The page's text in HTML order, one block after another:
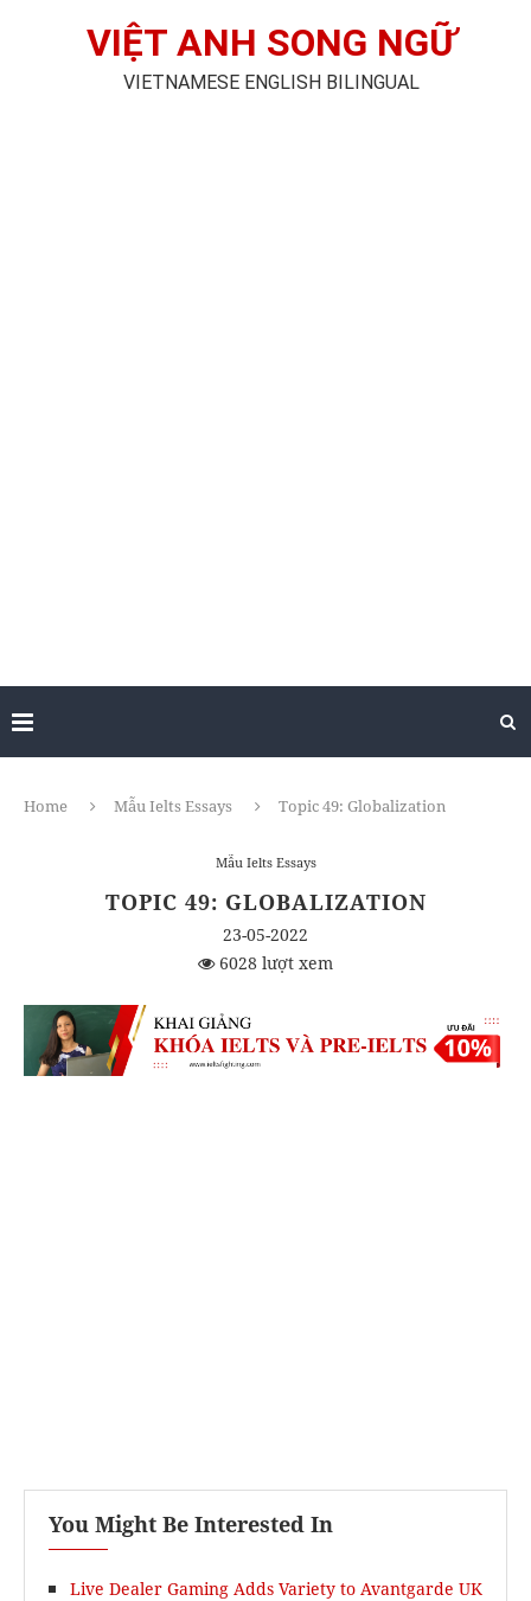
VIỆT ANH SONG NGỮ
VIETNAMESE ENGLISH BILINGUAL
Home Mẫu Ielts Essays Topic 49: Globalization
Mẫu Ielts Essays
TOPIC 49: GLOBALIZATION
23-05-2022
6028 lượt xem
You Might Be Interested In
Live Dealer Gaming Adds Variety to Avantgarde UK